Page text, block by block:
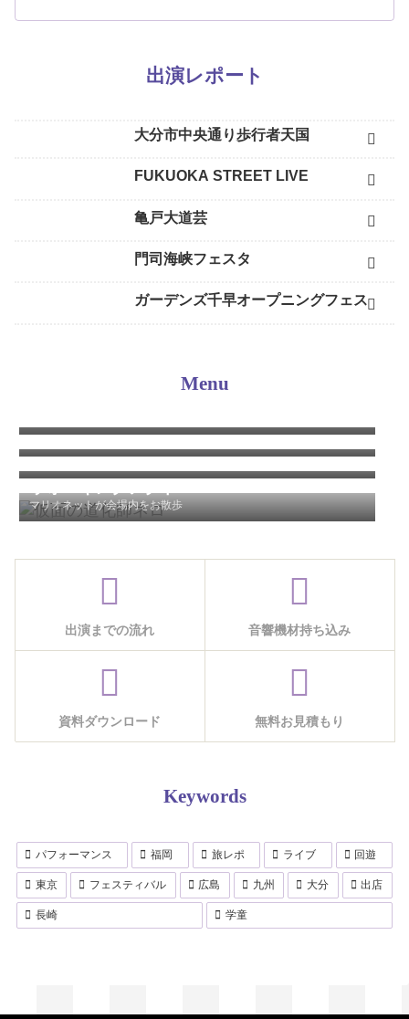
出演レポート
大分市中央通り歩行者天国
FUKUOKA STREET LIVE
亀戸大道芸
門司海峡フェスタ
ガーデンズ千早オープニングフェス
Menu
マリオネットが会場内をお散歩
出演までの流れ 音響機材持ち込み
資料ダウンロード 無料お見積もり
Keywords
パフォーマンス 福岡 旅レポ ライブ 回遊
東京 フェスティバル 広島 九州 大分 出店
長崎 学童